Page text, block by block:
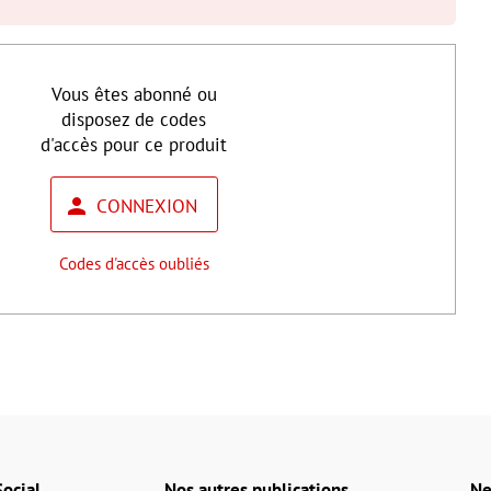
Vous êtes abonné ou
disposez de codes
d'accès pour ce produit
CONNEXION
Codes d'accès oubliés